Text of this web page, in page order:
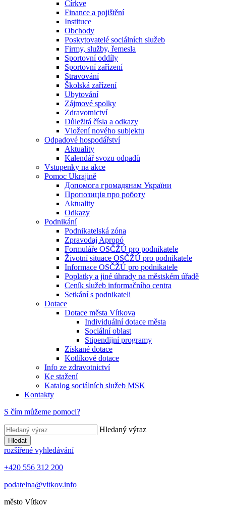
Církve
Finance a pojištění
Instituce
Obchody
Poskytovatelé sociálních služeb
Firmy, služby, řemesla
Sportovní oddíly
Sportovní zařízení
Stravování
Školská zařízení
Ubytování
Zájmové spolky
Zdravotnictví
Důležitá čísla a odkazy
Vložení nového subjektu
Odpadové hospodářství
Aktuality
Kalendář svozu odpadů
Vstupenky na akce
Pomoc Ukrajině
Допомога громадянам України
Пропозиція про роботу
Aktuality
Odkazy
Podnikání
Podnikatelská zóna
Zpravodaj Apropó
Formuláře OSČŽÚ pro podnikatele
Životní situace OSČŽÚ pro podnikatele
Informace OSČŽÚ pro podnikatele
Poplatky a jiné úhrady na městském úřadě
Ceník služeb informačního centra
Setkání s podnikateli
Dotace
Dotace města Vítkova
Individuální dotace města
Sociální oblast
Stipendijní programy
Získané dotace
Kotlíkové dotace
Info ze zdravotnictví
Ke stažení
Katalog sociálních služeb MSK
Kontakty
S čím můžeme pomoci?
Hledaný výraz
Hledat
rozšířené vyhledávání
+420 556 312 200
podatelna@vitkov.info
město Vítkov